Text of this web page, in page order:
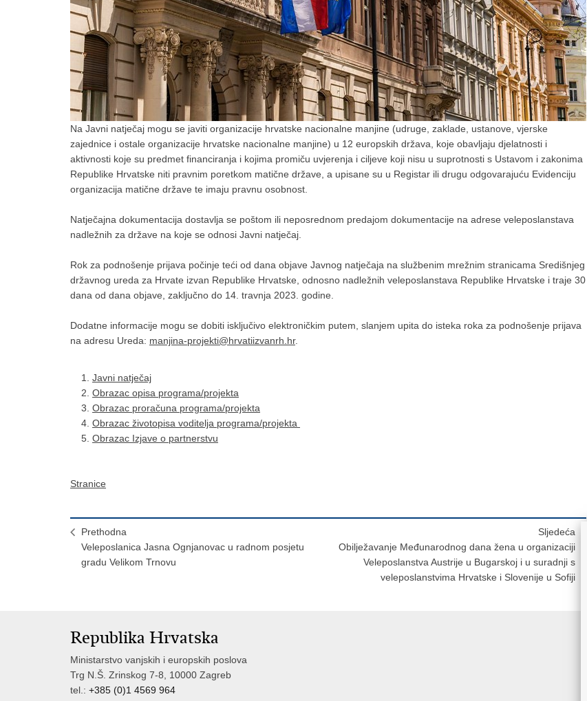
Na Javni natječaj mogu se javiti organizacije hrvatske nacionalne manjine (udruge, zaklade, ustanove, vjerske
zajednice i ostale organizacije hrvatske nacionalne manjine) u 12 europskih država, koje obavljaju djelatnosti i
aktivnosti koje su predmet financiranja i kojima promiču uvjerenja i ciljeve koji nisu u suprotnosti s Ustavom i zakonima
Republike Hrvatske niti pravnim poretkom matične države, a upisane su u Registar ili drugu odgovarajuću Evidenciju
organizacija matične države te imaju pravnu osobnost.
Natječajna dokumentacija dostavlja se poštom ili neposrednom predajom dokumentacije na adrese veleposlanstava
nadležnih za države na koje se odnosi Javni natječaj.
Rok za podnošenje prijava počinje teći od dana objave Javnog natječaja na službenim mrežnim stranicama Središnjeg
državnog ureda za Hrvate izvan Republike Hrvatske, odnosno nadležnih veleposlanstava Republike Hrvatske i traje 30
dana od dana objave, zaključno do 14. travnja 2023. godine.
Dodatne informacije mogu se dobiti isključivo elektroničkim putem, slanjem upita do isteka roka za podnošenje prijava
na adresu Ureda: manjina-projekti@hrvatiizvanrh.hr.
Javni natječaj
Obrazac opisa programa/projekta
Obrazac proračuna programa/projekta
Obrazac životopisa voditelja programa/projekta
Obrazac Izjave o partnerstvu
Stranice
Prethodna
Veleposlanica Jasna Ognjanovac u radnom posjetu
gradu Velikom Trnovu
Sljedeća
Obilježavanje Međunarodnog dana žena u organizaciji
Veleposlanstva Austrije u Bugarskoj i u suradnji s
veleposlanstvima Hrvatske i Slovenije u Sofiji
Republika Hrvatska
Ministarstvo vanjskih i europskih poslova
Trg N.Š. Zrinskog 7-8, 10000 Zagreb
tel.: +385 (0)1 4569 964